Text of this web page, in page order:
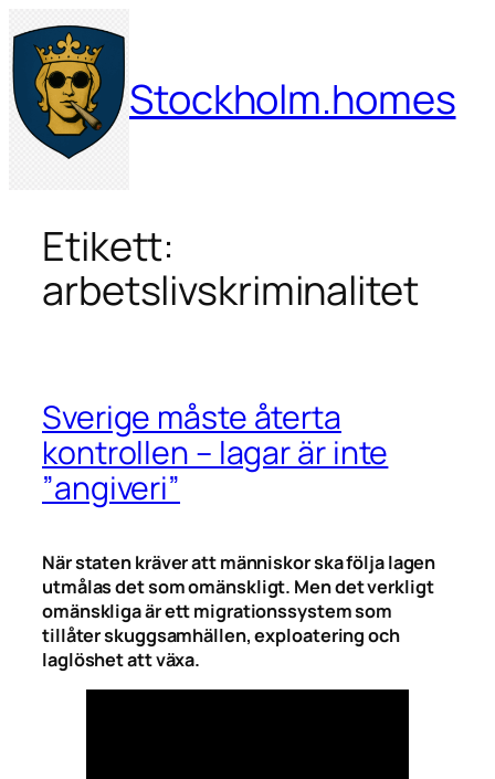
Hoppa
till
innehåll
Stockholm.homes
Etikett:
arbetslivskriminalitet
Sverige måste återta
kontrollen – lagar är inte
”angiveri”
När staten kräver att människor ska följa lagen
utmålas det som omänskligt. Men det verkligt
omänskliga är ett migrationssystem som
tillåter skuggsamhällen, exploatering och
laglöshet att växa.